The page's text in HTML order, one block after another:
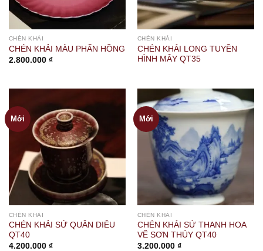
CHÉN KHẢI
CHÉN KHẢI MÀU PHẤN HỒNG
2.800.000 ₫
CHÉN KHẢI
CHÉN KHẢI LONG TUYỀN
HÌNH MÂY QT35
Mới
CHÉN KHẢI
CHÉN KHẢI SỨ QUÂN DIÊU
QT40
4.200.000 ₫
Mới
CHÉN KHẢI
CHÉN KHẢI SỨ THANH HOA
VẼ SƠN THỦY QT40
3.200.000 ₫